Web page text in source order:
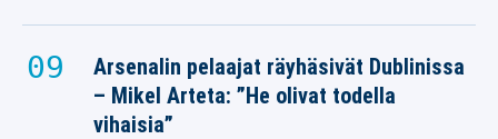
Arsenalin pelaajat räyhäsivät Dublinissa
– Mikel Arteta: ”He olivat todella
vihaisia”